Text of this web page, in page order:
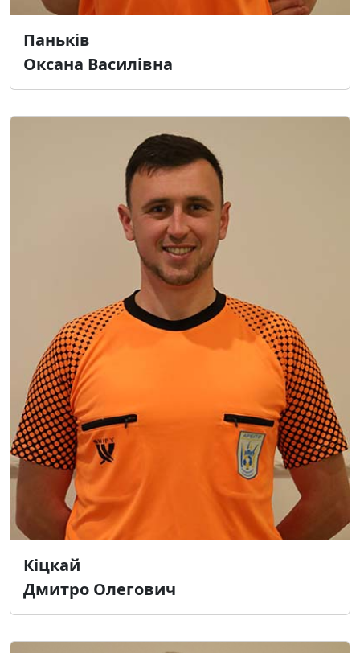
Паньків
Оксана Василівна
Кіцкай
Дмитро Олегович